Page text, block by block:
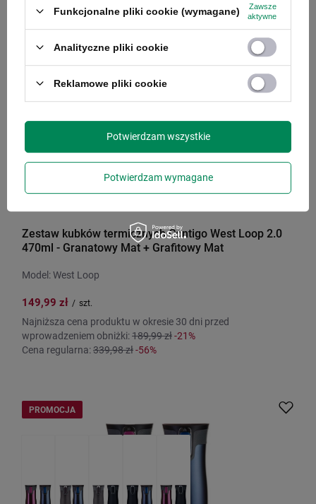
PROMOCJA
Zestaw kubków termicznych Contigo West Loop 2.0
470ml - Granatowy Mat + Grafitowy Mat
Model: West Loop
149,99 zł / szt.
Najniższa cena produktu w okresie 30 dni przed
wprowadzeniem obniżki:189,99 zł-21%
Cena regularna:339,98 zł-56%
PROMOCJA
Funkcjonalne pliki cookie (wymagane)
Zawsze
aktywne
Analityczne pliki cookie
Reklamowe pliki cookie
Potwierdzam wymagane
Potwierdzam wszystkie